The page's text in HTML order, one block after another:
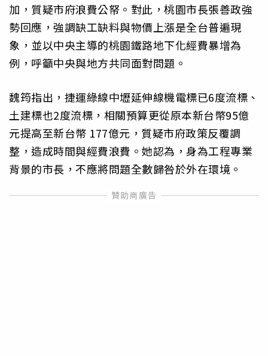
加，質疑市府浪費公帑。對此，桃園市長張善政強
勢回應，強調缺工缺料與物價上漲是全台普遍現
象，並以中央主導的桃園鐵路地下化經費暴增為
例，呼籲中央與地方共同面對問題。
魏筠指出，捷運綠線中壢延伸線機電標已6度流標、
土建標也2度流標，相關預算更從原本新台幣95億
元提高至新台幣 177億元，質疑市府政策反覆調
整，造成時間與經費浪費。她認為，身為工程專業
背景的市長，不應將問題全數歸咎於外在環境。